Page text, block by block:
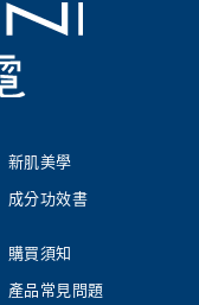
新肌美學
成分功效書
購買須知
產品常見問題